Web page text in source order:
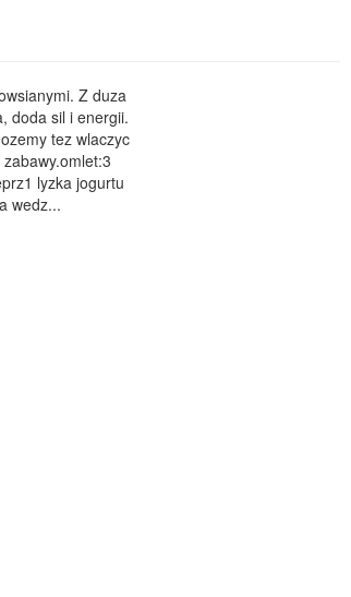
Z duza
doda sil i energii.
tez wlaczyc
lyzka jogurtu
wedz...